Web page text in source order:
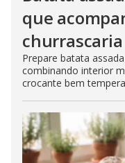
que
churrascaria
Prepare batata
combinando interior
crocante bem